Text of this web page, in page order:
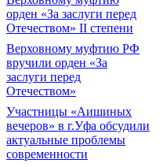
орден «За заслуги перед
Отечеством» II степени
Верховному муфтию РФ
вручили орден «За
заслуги перед
Отечеством»
Участницы «Аишиных
вечеров» в г.Уфа обсудили
актуальные проблемы
современности